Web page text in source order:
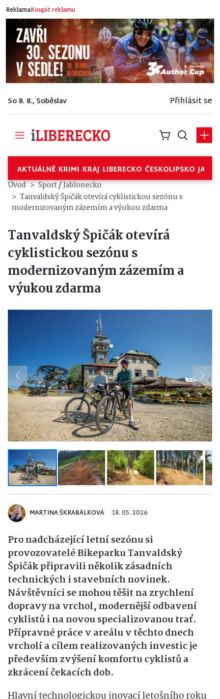
ReklamaKoupit reklamu
So 8. 8., Soběslav Přihlásit se
AKTUÁLNĚ KRIMI KRAJ LIBERECKO ČESKOLIPSKO
Úvod Sport/Jablonecko
Tanvaldský Špičák otevírá cyklistickou sezónu s
modernizovaným zázemím a výukou zdarma
Tanvaldský Špičák otevírá
cyklistickou sezónu s
modernizovaným zázemím a
výukou zdarma
Previous Next
MARTINA ŠKRABÁLKOVÁ 18. 05. 2026
Pro nadcházející letní sezónu si
provozovatelé Bikeparku Tanvaldský
Špičák připravili několik zásadních
technických i stavebních novinek.
Návštěvníci se mohou těšit na zrychlení
dopravy na vrchol, modernější odbavení
cyklistů i na novou specializovanou trať.
Přípravné práce v areálu v těchto dnech
vrcholí a cílem realizovaných investic je
především zvýšení komfortu cyklistů a
zkrácení čekacích dob.
Hlavní technologickou inovací letošního roku